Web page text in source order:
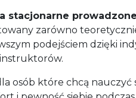
stacjonarne
zarówno
podejściem dzięki
osób które chcą